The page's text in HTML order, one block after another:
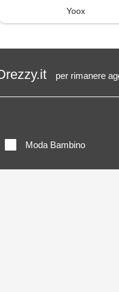
Yoox
per rimanere
Moda Bambino